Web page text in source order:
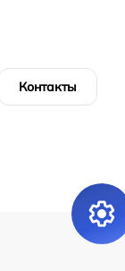
Контакты